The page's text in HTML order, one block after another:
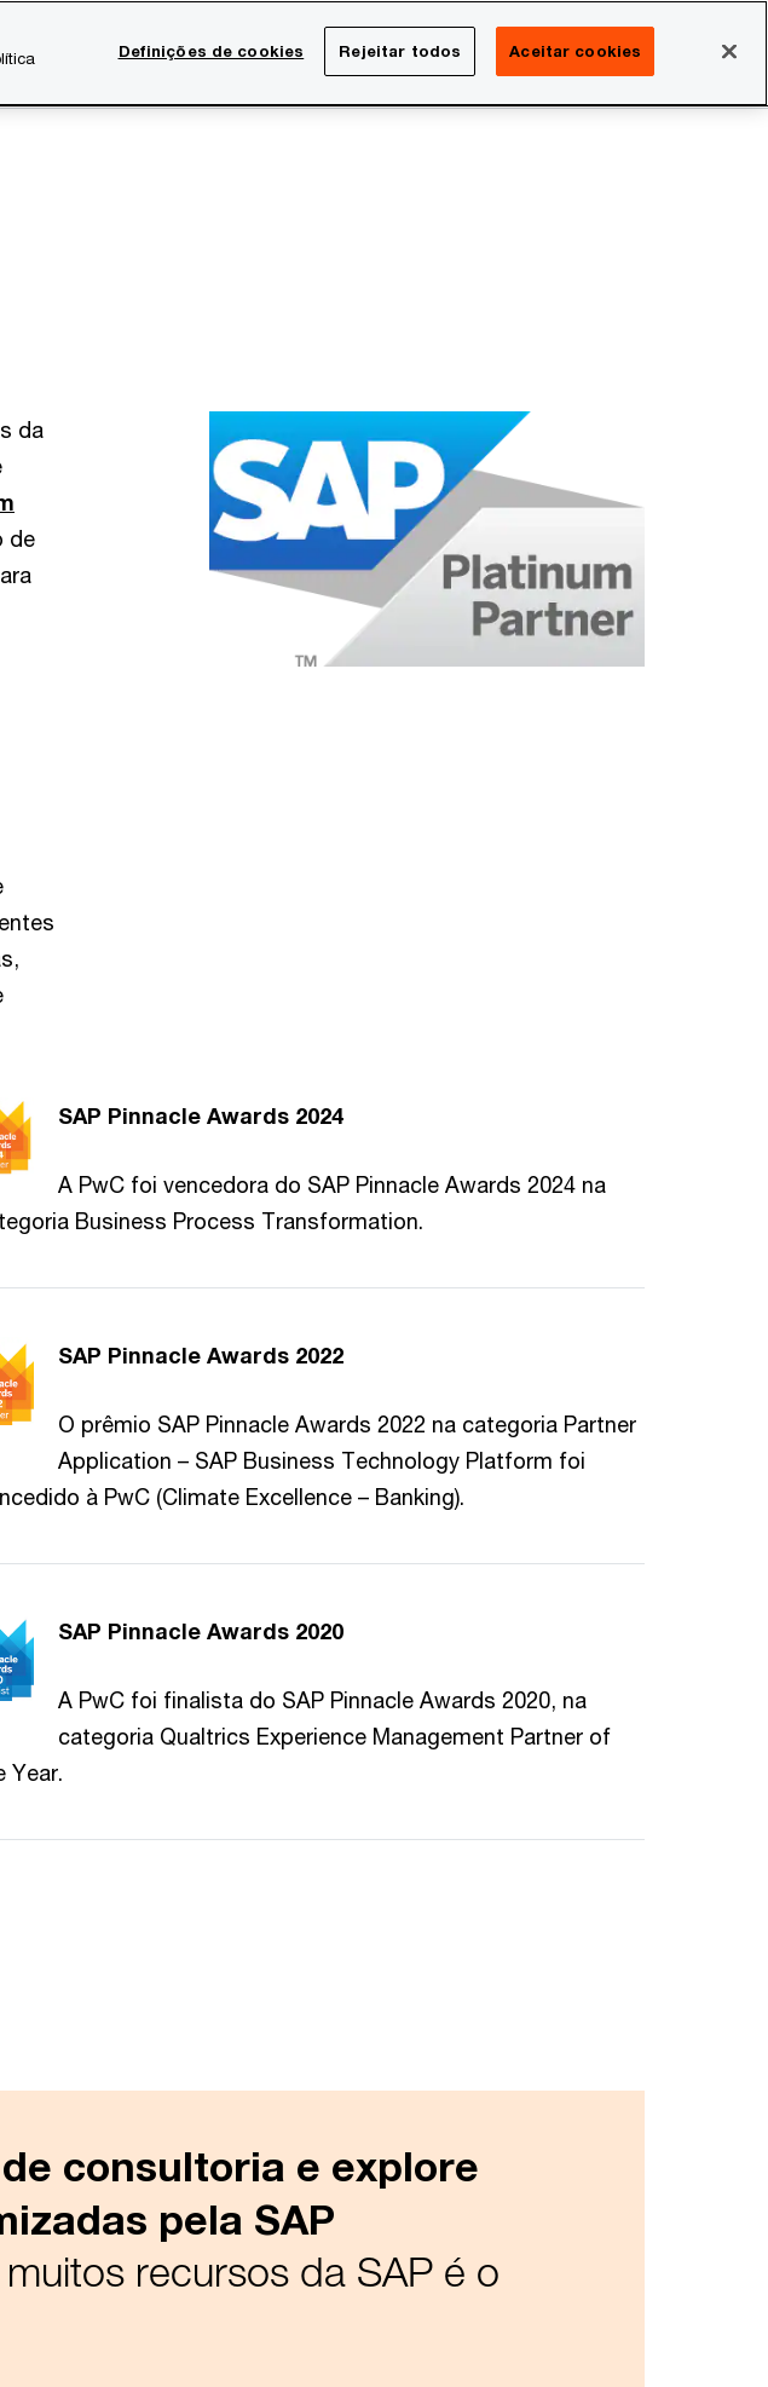
Sala de imprensa
da
de
SAP Pinnacle Awards 2024
A PwC foi vencedora do SAP Pinnacle Awards 2024 na
Business Process Transformation.
SAP Pinnacle Awards 2022
O prêmio SAP Pinnacle Awards 2022 na categoria Partner
Application – SAP Business Technology Platform foi
à PwC (Climate Excellence – Banking).
SAP Pinnacle Awards 2020
A PwC foi finalista do SAP Pinnacle Awards 2020, na
categoria Qualtrics Experience Management Partner of
Year.
consultoria e explore
pela SAP
recursos da SAP é o
Definições de cookies Rejeitar todos Aceitar cookies